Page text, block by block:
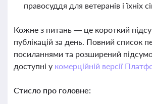
правосуддя для ветеранів і їхніх
Кожне з питань — це короткий
публікацій за день. Повний список
посиланнями та розширений
доступні у комерційній версії
Стисло про головне: